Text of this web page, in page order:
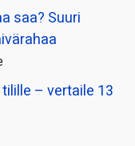
saa? Suuri
– vertaile 13